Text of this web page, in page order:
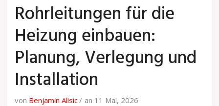
Rohrleitungen für die
Heizung einbauen:
Planung, Verlegung und
Installation
von Benjamin Alisic an 11 Mai, 2026